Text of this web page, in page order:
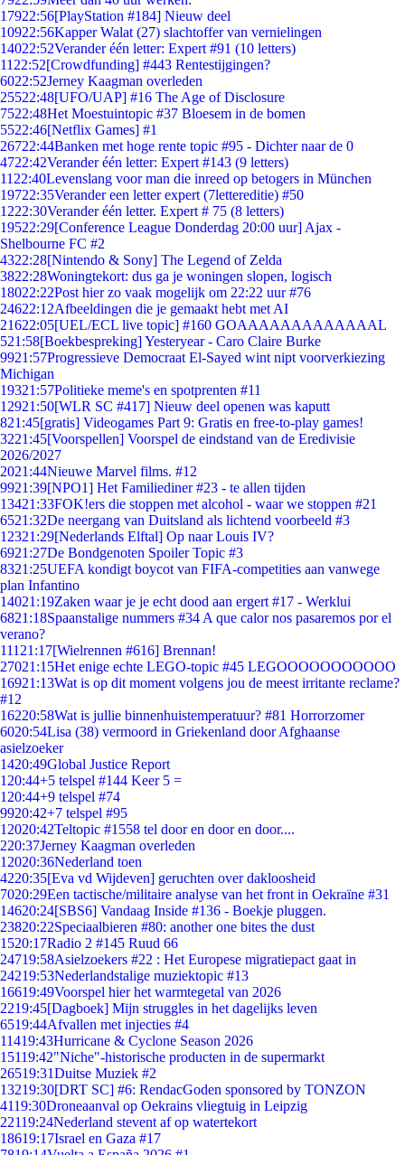
17922:56[PlayStation #184] Nieuw deel
10922:56Kapper Walat (27) slachtoffer van vernielingen
14022:52Verander één letter: Expert #91 (10 letters)
11 22:52[Crowdfunding] #443 Rentestijgingen?
6022:52Jerney Kaagman overleden
25522:48[UFO/UAP] #16 The Age of Disclosure
7522:48Het Moestuintopic #37 Bloesem in de bomen
5522:46[Netflix Games] #1
26722:44Banken met hoge rente topic #95 - Dichter naar de 0
4722:42Verander één letter: Expert #143 (9 letters)
11 22:40Levenslang voor man die inreed op betogers in München
19722:35Verander een letter expert (7lettereditie) #50
1222:30Verander één letter. Expert # 75 (8 letters)
19522:29[Conference League Donderdag 20:00 uur] Ajax -
Shelbourne FC #2
4322:28[Nintendo & Sony] The Legend of Zelda
3822:28Woningtekort: dus ga je woningen slopen, logisch
18022:22Post hier zo vaak mogelijk om 22:22 uur #76
24622:12Afbeeldingen die je gemaakt hebt met AI
21622:05[UEL/ECL live topic] #160 GOAAAAAAAAAAAAAL
521:58[Boekbespreking] Yesteryear - Caro Claire Burke
9921:57Progressieve Democraat El-Sayed wint nipt voorverkiezing
Michigan
19321:57Politieke meme's en spotprenten #11
12921:50[WLR SC #417] Nieuw deel openen was kaputt
821:45[gratis] Videogames Part 9: Gratis en free-to-play games!
3221:45[Voorspellen] Voorspel de eindstand van de Eredivisie
2026/2027
2021:44Nieuwe Marvel films. #12
9921:39[NPO1] Het Familiediner #23 - te allen tijden
13421:33FOK!ers die stoppen met alcohol - waar we stoppen #21
6521:32De neergang van Duitsland als lichtend voorbeeld #3
12321:29[Nederlands Elftal] Op naar Louis IV?
6921:27De Bondgenoten Spoiler Topic #3
8321:25UEFA kondigt boycot van FIFA-competities aan vanwege
plan Infantino
14021:19Zaken waar je je echt dood aan ergert #17 - Werklui
6821:18Spaanstalige nummers #34 A que calor nos pasaremos por el
verano?
111 21:17[Wielrennen #616] Brennan!
27021:15Het enige echte LEGO-topic #45 LEGOOOOOOOOOOO
16921:13Wat is op dit moment volgens jou de meest irritante reclame?
#12
16220:58Wat is jullie binnenhuistemperatuur? #81 Horrorzomer
6020:54Lisa (38) vermoord in Griekenland door Afghaanse
asielzoeker
1420:49Global Justice Report
1 20:44+5 telspel #144 Keer 5 =
1 20:44+9 telspel #74
9920:42+7 telspel #95
12020:42Teltopic #1558 tel door en door en door....
220:37Jerney Kaagman overleden
12020:36Nederland toen
4220:35[Eva vd Wijdeven] geruchten over dakloosheid
7020:29Een tactische/militaire analyse van het front in Oekraïne #31
14620:24[SBS6] Vandaag Inside #136 - Boekje pluggen.
23820:22Speciaalbieren #80: another one bites the dust
1520:17Radio 2 #145 Ruud 66
24719:58Asielzoekers #22 : Het Europese migratiepact gaat in
24219:53Nederlandstalige muziektopic #13
16619:49Voorspel hier het warmtegetal van 2026
2219:45[Dagboek] Mijn struggles in het dagelijks leven
6519:44Afvallen met injecties #4
11419:43Hurricane & Cyclone Season 2026
15119:42"Niche"-historische producten in de supermarkt
26519:31Duitse Muziek #2
13219:30[DRT SC] #6: RendacGoden sponsored by TONZON
4119:30Droneaanval op Oekrains vliegtuig in Leipzig
22119:24Nederland stevent af op watertekort
18619:17Israel en Gaza #17